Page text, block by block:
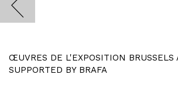
ŒUVRES DE L'EXPOSITION BRUSSELS
SUPPORTED BY BRAFA